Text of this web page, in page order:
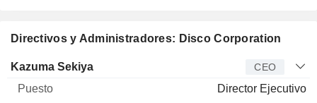
Directivos y Administradores: Disco Corporation
Director Puesto
Kazuma Sekiya CEO
Director Ejecutivo